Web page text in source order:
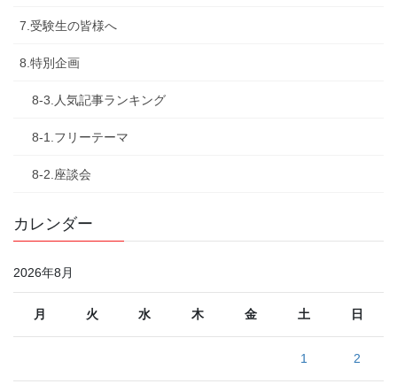
7.受験生の皆様へ
8.特別企画
8-3.人気記事ランキング
8-1.フリーテーマ
8-2.座談会
カレンダー
2026年8月
月 火 水 木 金 土 日
1 2